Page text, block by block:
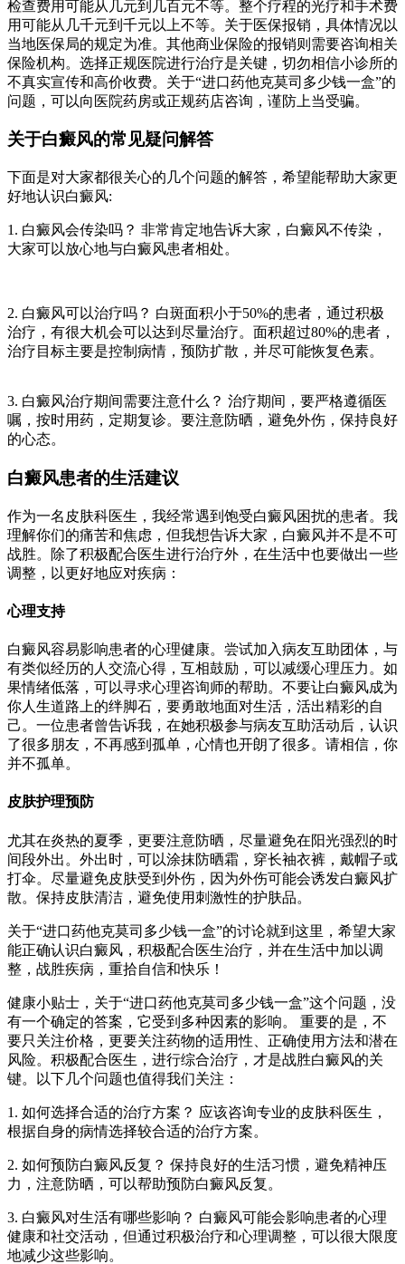
检查费用可能从几元到几百元不等。整个疗程的光疗和手术费
用可能从几千元到千元以上不等。关于医保报销，具体情况以
当地医保局的规定为准。其他商业保险的报销则需要咨询相关
保险机构。选择正规医院进行治疗是关键，切勿相信小诊所的
不真实宣传和高价收费。关于“进口药他克莫司多少钱一盒”的
问题，可以向医院药房或正规药店咨询，谨防上当受骗。
关于白癜风的常见疑问解答
下面是对大家都很关心的几个问题的解答，希望能帮助大家更
好地认识白癜风:
1. 白癜风会传染吗？ 非常肯定地告诉大家，白癜风不传染，
大家可以放心地与白癜风患者相处。
2. 白癜风可以治疗吗？ 白斑面积小于50%的患者，通过积极
治疗，有很大机会可以达到尽量治疗。面积超过80%的患者，
治疗目标主要是控制病情，预防扩散，并尽可能恢复色素。
3. 白癜风治疗期间需要注意什么？ 治疗期间，要严格遵循医
嘱，按时用药，定期复诊。要注意防晒，避免外伤，保持良好
的心态。
白癜风患者的生活建议
作为一名皮肤科医生，我经常遇到饱受白癜风困扰的患者。我
理解你们的痛苦和焦虑，但我想告诉大家，白癜风并不是不可
战胜。除了积极配合医生进行治疗外，在生活中也要做出一些
调整，以更好地应对疾病：
心理支持
白癜风容易影响患者的心理健康。尝试加入病友互助团体，与
有类似经历的人交流心得，互相鼓励，可以减缓心理压力。如
果情绪低落，可以寻求心理咨询师的帮助。不要让白癜风成为
你人生道路上的绊脚石，要勇敢地面对生活，活出精彩的自
己。一位患者曾告诉我，在她积极参与病友互助活动后，认识
了很多朋友，不再感到孤单，心情也开朗了很多。请相信，你
并不孤单。
皮肤护理预防
尤其在炎热的夏季，更要注意防晒，尽量避免在阳光强烈的时
间段外出。外出时，可以涂抹防晒霜，穿长袖衣裤，戴帽子或
打伞。尽量避免皮肤受到外伤，因为外伤可能会诱发白癜风扩
散。保持皮肤清洁，避免使用刺激性的护肤品。
关于“进口药他克莫司多少钱一盒”的讨论就到这里，希望大家
能正确认识白癜风，积极配合医生治疗，并在生活中加以调
整，战胜疾病，重拾自信和快乐！
健康小贴士，关于“进口药他克莫司多少钱一盒”这个问题，没
有一个确定的答案，它受到多种因素的影响。 重要的是，不
要只关注价格，更要关注药物的适用性、正确使用方法和潜在
风险。积极配合医生，进行综合治疗，才是战胜白癜风的关
键。以下几个问题也值得我们关注：
1. 如何选择合适的治疗方案？ 应该咨询专业的皮肤科医生，
根据自身的病情选择较合适的治疗方案。
2. 如何预防白癜风反复？ 保持良好的生活习惯，避免精神压
力，注意防晒，可以帮助预防白癜风反复。
3. 白癜风对生活有哪些影响？ 白癜风可能会影响患者的心理
健康和社交活动，但通过积极治疗和心理调整，可以很大限度
地减少这些影响。